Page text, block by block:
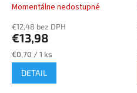
Momentálne nedostupné
€12,48 bez DPH
€13,98
Jednotková
cena:
€0,70 / 1 ks
DETAIL